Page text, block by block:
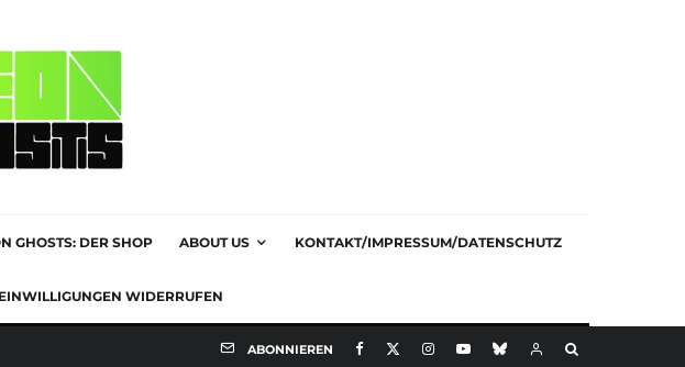
GHOSTS: DER SHOP ABOUT US KONTAKT/IMPRESSUM/DATENSCHUTZ
EINWILLIGUNGEN WIDERRUFEN
ABONNIEREN